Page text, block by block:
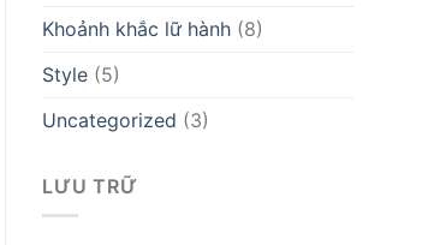
Khoảnh khắc lữ hành (8)
Style (5)
Uncategorized (3)
LƯU TRỮ